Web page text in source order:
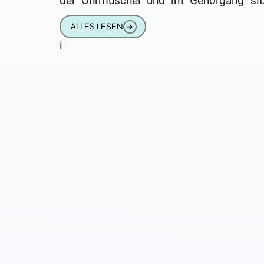
und das Ende des Schallschlauchs oder
kleinen Lautsprecher
ALLES LESEN ➔
i